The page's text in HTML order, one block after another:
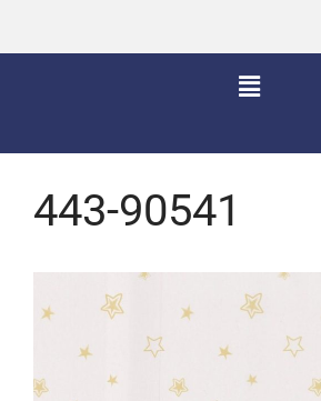
443-90541